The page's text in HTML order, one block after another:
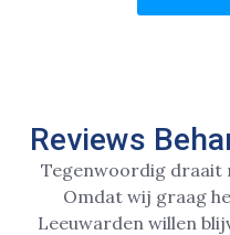
Reviews
Tegenwoordig draait
Omdat wij graag
Leeuwarden willen